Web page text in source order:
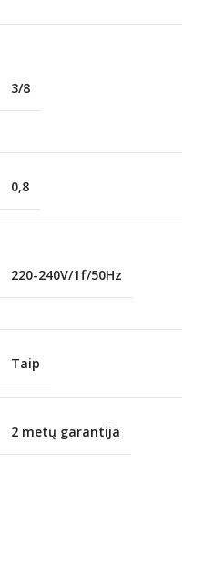
3/8
0,8
220-240V/1f/50Hz
Taip
2 metų garantija